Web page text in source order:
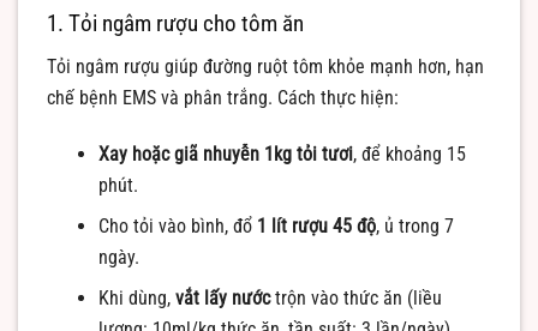
1. Tỏi ngâm rượu cho tôm ăn
Tỏi ngâm rượu giúp đường ruột tôm khỏe mạnh hơn, hạn
chế bệnh EMS và phân trắng. Cách thực hiện:
Xay hoặc giã nhuyễn 1kg tỏi tươi, để khoảng 15
phút.
Cho tỏi vào bình, đổ 1 lít rượu 45 độ, ủ trong 7
ngày.
Khi dùng, vắt lấy nướctrộn vào thức ăn (liều